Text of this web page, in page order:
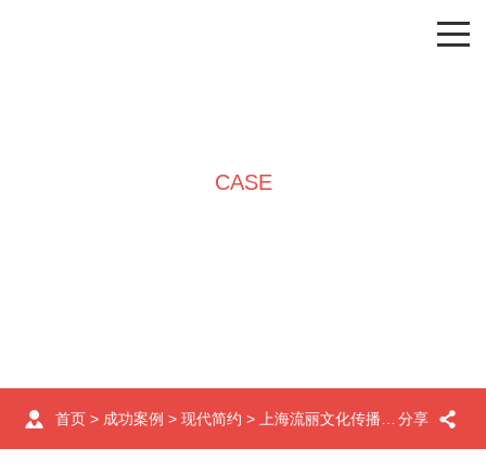
CASE
分享
首页 > 成功案例 > 现代简约 > 上海流丽文化传播有限公司上海办公室装修设计案例效果图